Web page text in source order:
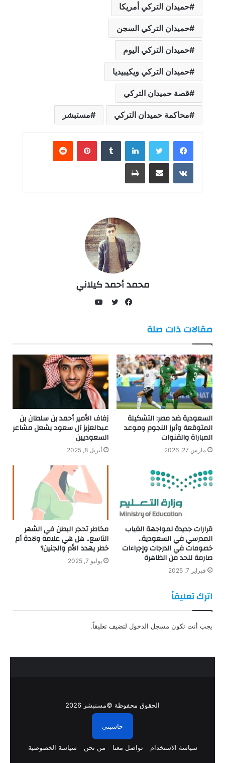
حميدان التركي أمريكا
حميدان التركي السجن
حميدان التركي اليوم
حميدان التركي ويكيبيديا
قصة حميدان التركي
محاكمة حميدان التركي مستبشر
لينكدإن بينتيريست
مشاركة عبر البريد طباعة
محمد أحمد كيلاني
مقالات ذات صلة
السعودية ضد مصر: التشكيلة
المتوقعة وأبرز النجوم وموعد
المباراة والقنوات
مارس 27, 2026
زفاف الأمير أحمد بن سلطان بن
عبدالعزيز آل سعود يشعل مشاعر
السعوديين
أبريل 8, 2025
قرارات جديدة لمواجهة الغياب
المدرسي في السعودية..
خصومات في الدرجات وإجراءات
صارمة للحد من الظاهرة
فبراير 7, 2025
مخاطر تحجر البطن في الشهر
التاسع.. هل هي علامة ولادة أم
خطر يهدد الأم والجنين؟
يوليو 7, 2025
اترك تعليقاً
يجب أنت تكون مسجل الدخول لتضيف تعليقاً.
الحقوق محفوظة ©مستبشر 2026
حاسبتي
سياسة الاستخدام تواصل معنا من نحن سياسة الخصوصية